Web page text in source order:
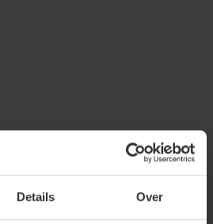
Details Over